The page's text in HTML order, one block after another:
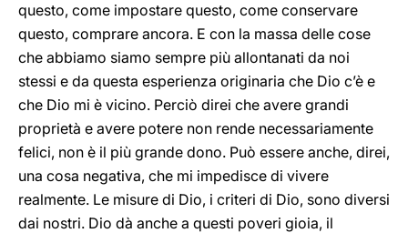
questo, come impostare questo, come conservare
questo, comprare ancora. E con la massa delle cose
che abbiamo siamo sempre più allontanati da noi
stessi e da questa esperienza originaria che Dio c’è e
che Dio mi è vicino. Perciò direi che avere grandi
proprietà e avere potere non rende necessariamente
felici, non è il più grande dono. Può essere anche, direi,
una cosa negativa, che mi impedisce di vivere
realmente. Le misure di Dio, i criteri di Dio, sono diversi
dai nostri. Dio dà anche a questi poveri gioia, il